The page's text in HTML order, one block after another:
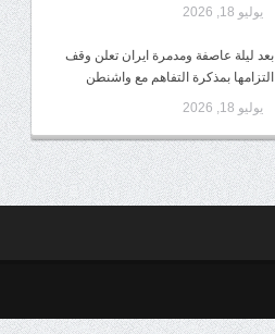
يوليو 18, 2026
بعد ليلة عاصفة ومدمرة ايران تعلن وقف
التزامها بمذكرة التفاهم مع واشنطن
يوليو 18, 2026